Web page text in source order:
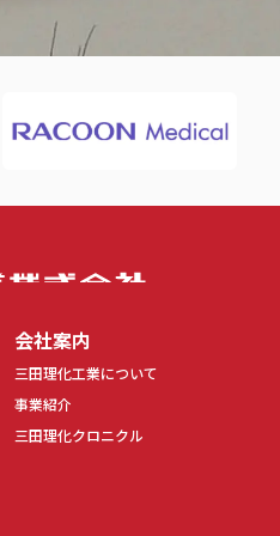
会社案内
三田理化工業について
事業紹介
三田理化クロニクル